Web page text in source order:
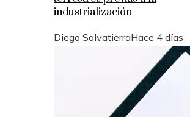
industrialización
Diego SalvatierraHace 4 días